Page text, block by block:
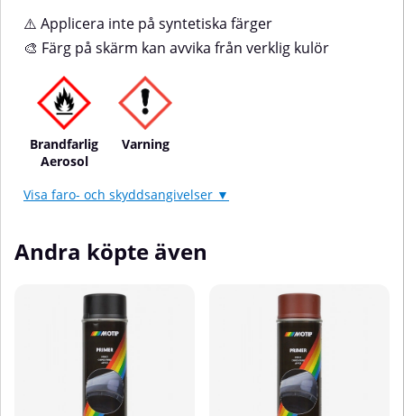
⚠️ Applicera inte på syntetiska färger
🎨 Färg på skärm kan avvika från verklig kulör
Brandfarlig
Aerosol
Varning
Visa faro- och skyddsangivelser ▼
Andra köpte även